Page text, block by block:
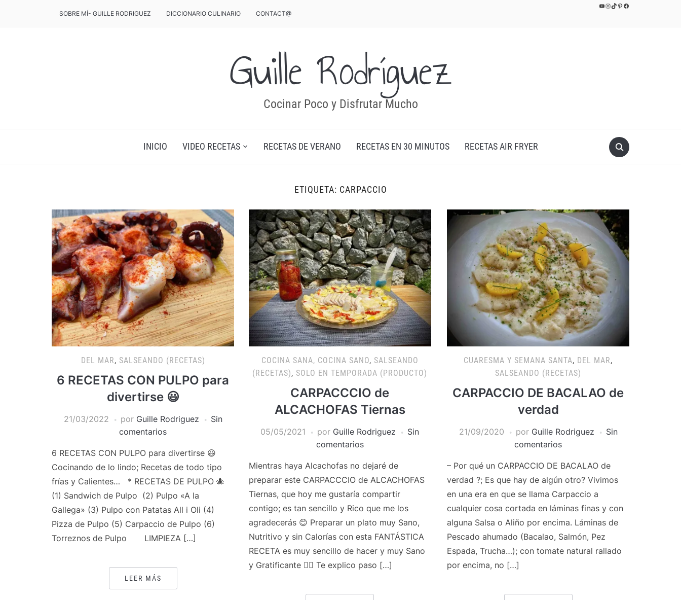
YouTube
Instagram
TikTok
Pinterest
Facebook
SOBRE MÍ- GUILLE RODRIGUEZ DICCIONARIO CULINARIO CONTACT@
Guille Rodríguez
Cocinar Poco y Disfrutar Mucho
INICIO VIDEO RECETAS RECETAS DE VERANO RECETAS EN 30 MINUTOS RECETAS AIR FRYER
ETIQUETA: CARPACCIO
DEL MAR, SALSEANDO (RECETAS)
6 RECETAS CON PULPO para
divertirse 😃
21/03/2022 por Guille Rodriguez
Sin
comentarios
6 RECETAS CON PULPO para divertirse 😃
Cocinando de lo lindo; Recetas de todo tipo
frías y Calientes… * RECETAS DE PULPO 🐙
(1) Sandwich de Pulpo (2) Pulpo «A la
Gallega» (3) Pulpo con Patatas All i Oli (4)
Pizza de Pulpo (5) Carpaccio de Pulpo (6)
Torreznos de Pulpo LIMPIEZA […]
LEER MÁS
COCINA SANA, COCINA SANO, SALSEANDO
(RECETAS), SOLO EN TEMPORADA (PRODUCTO)
CARPACCCIO de
ALCACHOFAS Tiernas
05/05/2021 por Guille Rodriguez
Sin
comentarios
Mientras haya Alcachofas no dejaré de
preparar este CARPACCCIO de ALCACHOFAS
Tiernas, que hoy me gustaría compartir
contigo; es tan sencillo y Rico que me los
agradecerás 😊 Preparar un plato muy Sano,
Nutritivo y sin Calorías con esta FANTÁSTICA
RECETA es muy sencillo de hacer y muy Sano
y Gratificante 👌🏻 Te explico paso […]
CUARESMA Y SEMANA SANTA, DEL MAR,
SALSEANDO (RECETAS)
CARPACCIO DE BACALAO de
verdad
21/09/2020 por Guille Rodriguez
Sin
comentarios
– Por qué un CARPACCIO DE BACALAO de
verdad ?; Es que hay de algún otro? Vivimos
en una era en que se llama Carpaccio a
cualquier cosa cortada en láminas finas y con
alguna Salsa o Aliño por encima. Láminas de
Pescado ahumado (Bacalao, Salmón, Pez
Espada, Trucha…); con tomate natural rallado
por encima, no […]